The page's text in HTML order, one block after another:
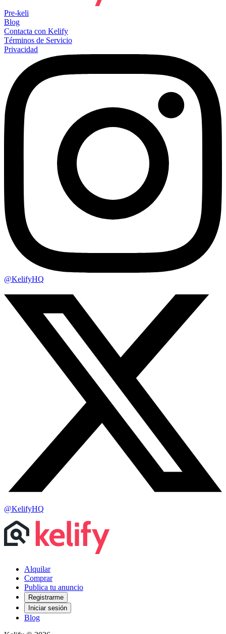
Pre-keli
Blog
Contacta con Kelify
Términos de Servicio
Privacidad
@KelifyHQ
@KelifyHQ
Alquilar
Comprar
Publica tu anuncio
Registrarme
Iniciar sesión
Blog